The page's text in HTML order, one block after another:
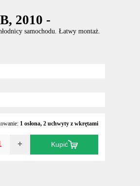
2010 -
samochodu. Łatwy montaż.
1 osłona, 2 uchwyty z wkrętami
+ Kupić